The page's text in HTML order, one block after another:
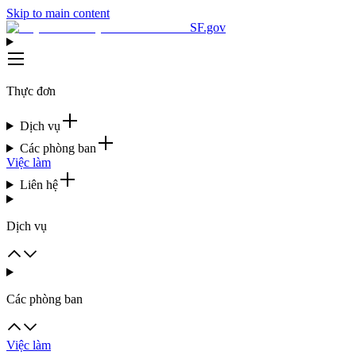
Skip to main content
SF.gov
Thực đơn
Dịch vụ
Các phòng ban
Việc làm
Liên hệ
Dịch vụ
Các phòng ban
Việc làm